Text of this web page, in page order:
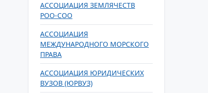
АССОЦИАЦИЯ ЗЕМЛЯЧЕСТВ
РОО-СОО
АССОЦИАЦИЯ
МЕЖДУНАРОДНОГО МОРСКОГО
ПРАВА
АССОЦИАЦИЯ ЮРИДИЧЕСКИХ
ВУЗОВ (ЮРВУЗ)